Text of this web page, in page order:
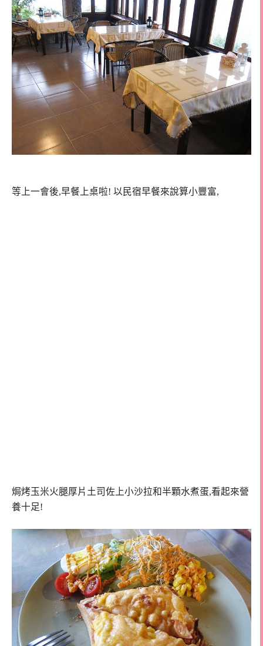
等上一會後,早餐上桌啦! 以民宿早餐來說算小豐富,
焗烤玉米火腿厚片土司佐上小沙拉和半顆水煮蛋,看起來營
養十足!